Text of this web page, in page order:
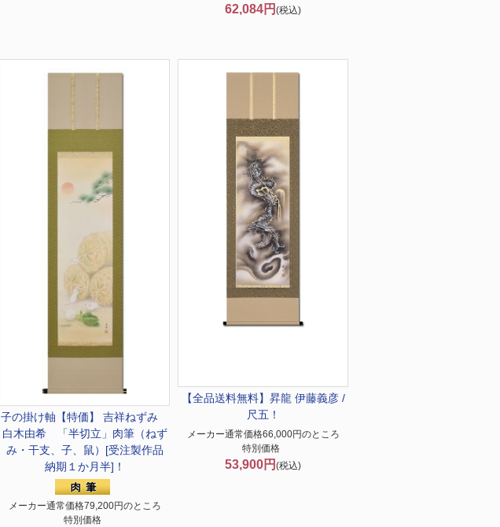
62,084円 (税込)
子の掛け軸 【特価】 吉祥ねずみ
白木由希 「半切立」肉筆（ねず
み・干支、子、鼠）[受注製作品
納期１か月半]！
メーカー通常価格79,200円のところ
特別価格
【全品送料無料】 昇龍 伊藤義彦 /
尺五！
メーカー通常価格66,000円のところ
特別価格
53,900円 (税込)